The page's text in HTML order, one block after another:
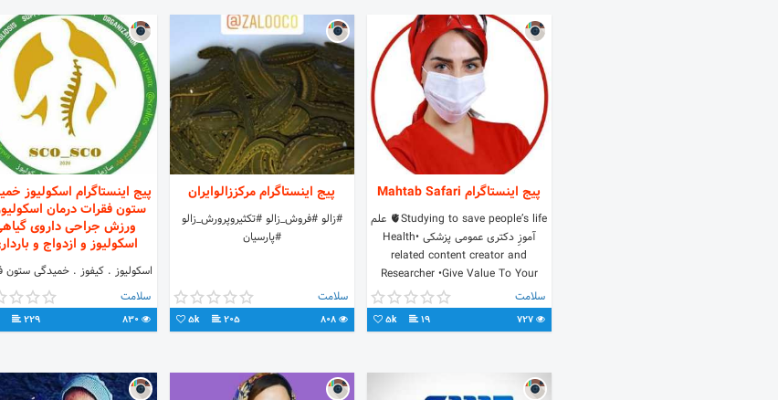
پیج اینستاگرام Mahtab Safari
🫀Studying to save people’s life علم
آموزِ دکتری عمومی پزشکی •Health
related content creator and
Researcher •Give Value To Your
Health•
سلامت
727
19
5k
پیج اینستاگرام مرکززالوایران
#زالو #فروش_زالو #تکثیروپرورش_زالو
#پارسیان
سلامت
808
205
5k
پیج اینستاگرام اسکولیوز
ستون فقرات درمان
ورزش جراحی داروی
اسکولیوز و ازدواج و
اسکولیوز . کیفوز . خمیدگی ستون
. انجمن اسکولیوز . درمان
اسکولیوز و بارداری . لوردوز .ستون
👧👦🌻 Scoliosis Support
اسکولیوز خمیدگی ستون فقرات
سلامت
830
229